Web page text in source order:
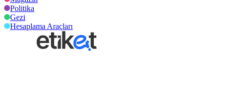
Politika
Gezi
Hesaplama Araçları